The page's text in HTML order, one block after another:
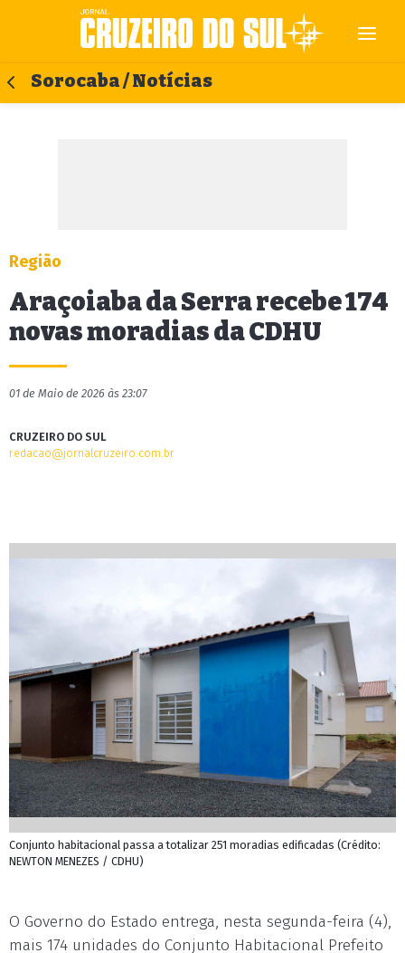
Sorocaba / Notícias
Região
Araçoiaba da Serra recebe 174
novas moradias da CDHU
01 de Maio de 2026 às 23:07
CRUZEIRO DO SUL
redacao@jornalcruzeiro.com.br
Conjunto habitacional passa a totalizar 251 moradias edificadas (Crédito:
NEWTON MENEZES / CDHU)
O Governo do Estado entrega, nesta segunda-feira (4),
mais 174 unidades do Conjunto Habitacional Prefeito